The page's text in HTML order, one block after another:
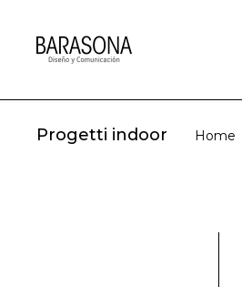
Progetti indoor Home